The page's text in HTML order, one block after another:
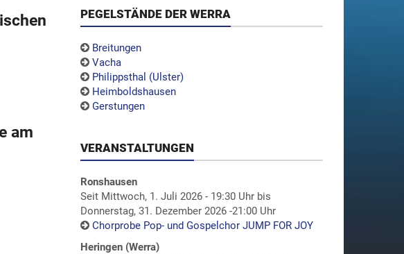
am
PEGELSTÄNDE DER WERRA
Breitungen
Vacha
Philippsthal (Ulster)
Heimboldshausen
Gerstungen
VERANSTALTUNGEN
Ronshausen
Seit Mittwoch, 1. Juli 2026 - 19:30 Uhr bis
Donnerstag, 31. Dezember 2026 -21:00 Uhr
Chorprobe Pop- und Gospelchor JUMP FOR JOY
Heringen (Werra)